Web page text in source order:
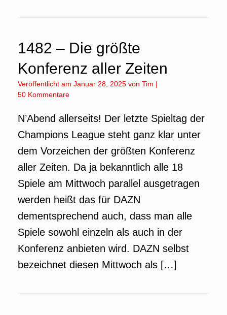
1482 – Die größte
Konferenz aller Zeiten
Veröffentlicht am Januar 28, 2025 von Tim |
50 Kommentare
N’Abend allerseits! Der letzte Spieltag der
Champions League steht ganz klar unter
dem Vorzeichen der größten Konferenz
aller Zeiten. Da ja bekanntlich alle 18
Spiele am Mittwoch parallel ausgetragen
werden heißt das für DAZN
dementsprechend auch, dass man alle
Spiele sowohl einzeln als auch in der
Konferenz anbieten wird. DAZN selbst
bezeichnet diesen Mittwoch als […]